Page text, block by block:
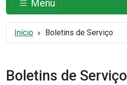
Menu
Início Boletins de Serviço
Boletins de Serviço